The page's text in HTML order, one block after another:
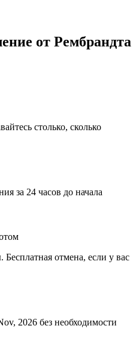
от Рембрандта
столько, сколько
за 24 часов до начала
Бесплатная отмена, если у вас
2026 без необходимости